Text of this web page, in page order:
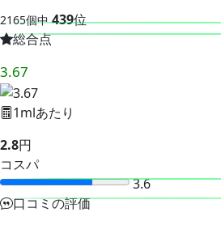
2165個中 439位
総合点
3.67
1mlあたり
2.8円
コスパ
3.6
口コミの評価